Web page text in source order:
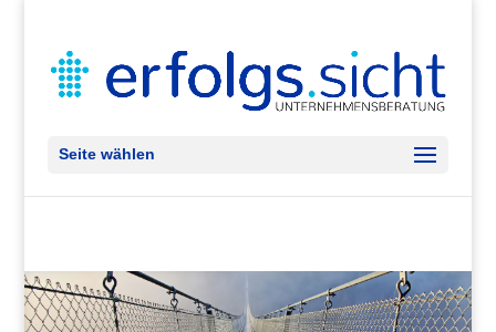
Seite wählen